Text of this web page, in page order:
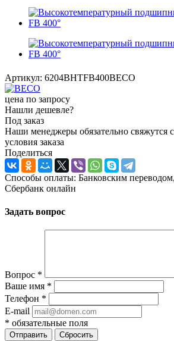
Артикул: 6204BHTFB400BECO
цена по запросу
Нашли дешевле?
Под заказ
Наши менеджеры обязательно свяжутся
условия заказа
Поделиться
Способы оплаты: Банковским
Сбербанк онлайн
Задать вопрос
Вопрос *
Ваше имя *
Телефон *
E-mail
* обязательные поля
Отправить Сбросить